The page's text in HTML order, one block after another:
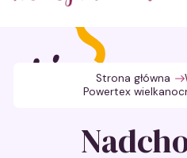
Strona główna
Powertex